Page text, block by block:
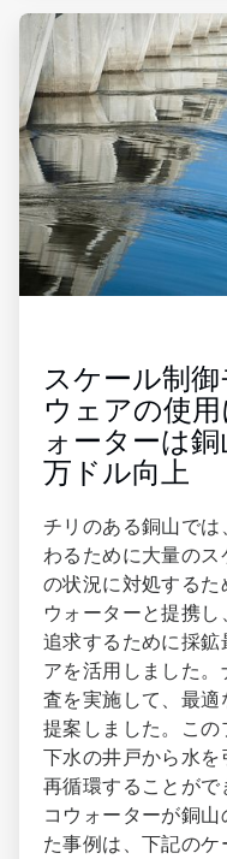
ArticleTile
の
2
スケール制
ウェアの使
ォーターは
万ドル向上
チリのある銅山で
わるために大量の
の状況に対処するた
ウォーターと提携
追求するために採鉱
アを活用しました
査を実施して、最
提案しました。こ
下水の井戸から水
再循環することが
コウォーターが銅
た事例は、下記の